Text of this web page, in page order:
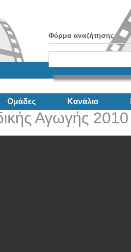
Φόρμα αναζήτησης
Ομάδες Κανάλια
Αγωγής 2010